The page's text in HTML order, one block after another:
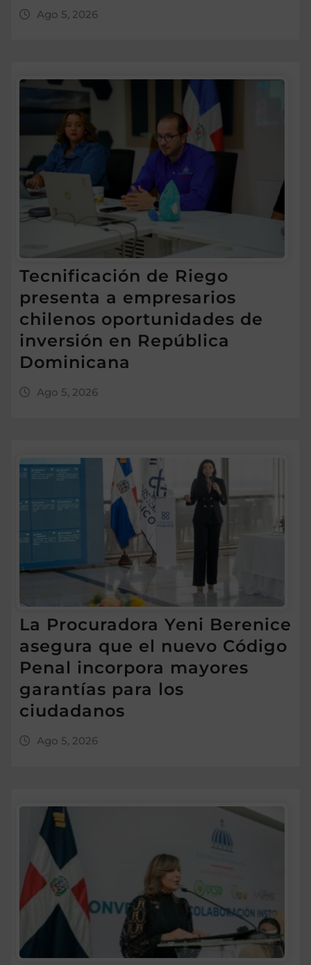
Ago 5, 2026
Tecnificación de Riego
presenta a empresarios
chilenos oportunidades de
inversión en República
Dominicana
Ago 5, 2026
La Procuradora Yeni Berenice
asegura que el nuevo Código
Penal incorpora mayores
garantías para los
ciudadanos
Ago 5, 2026